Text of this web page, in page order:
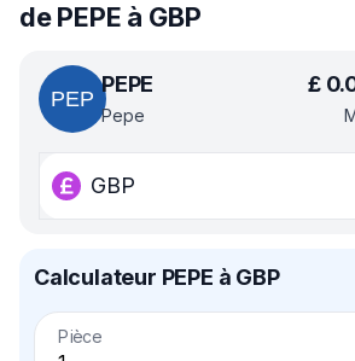
de PEPE à GBP
PEPE
Pepe
£
GBP
Calculateur PEPE à GBP
Pièce